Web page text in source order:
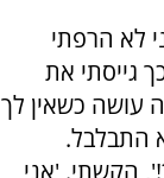
לא הרפתי
גייסתי את
עושה כשאין לך
התבלבל.